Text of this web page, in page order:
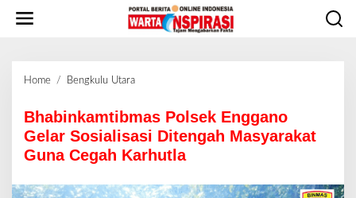
Home / Bengkulu Utara
a
i
n
a
Bhabinkamtibmas Polsek Enggano
Gelar Sosialisasi Ditengah Masyarakat
Guna Cegah Karhutla